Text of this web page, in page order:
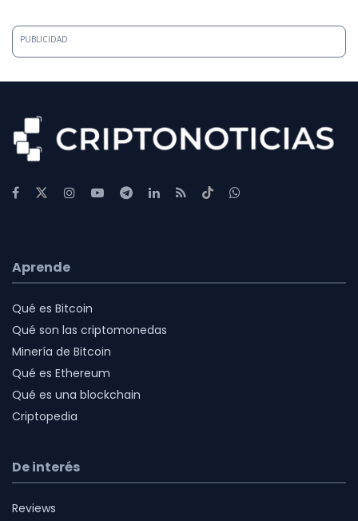
PUBLICIDAD
Aprende
Qué es Bitcoin
Qué son las criptomonedas
Minería de Bitcoin
Qué es Ethereum
Qué es una blockchain
Criptopedia
De interés
Reviews